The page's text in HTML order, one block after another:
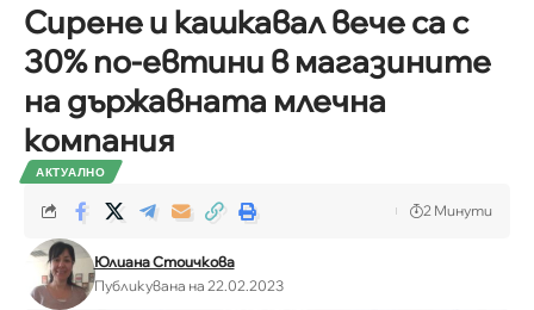
Сирене и кашкавал вече са с
30% по-евтини в магазините
на държавната млечна
компания
АКТУАЛНО
Юлиана Стоичкова
Публикувана на 22.02.2023
2 Минути